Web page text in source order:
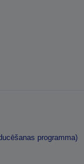
programma)